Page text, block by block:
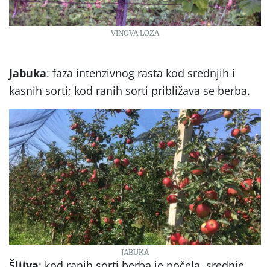
VINOVA LOZA
Jabuka: faza intenzivnog rasta kod srednjih i
kasnih sorti; kod ranih sorti približava se berba.
JABUKA